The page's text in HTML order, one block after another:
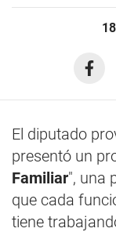
El diputado
presentó un
Familiar", una
que cada
tiene